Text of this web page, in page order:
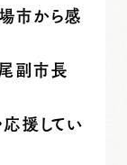
市から感
副市長
応援してい